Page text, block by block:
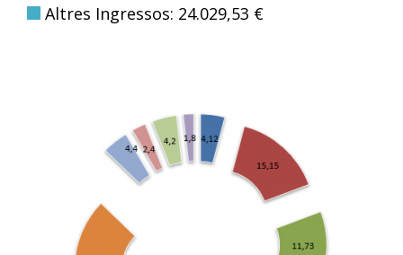
Altres Ingressos: 24.029,53 €